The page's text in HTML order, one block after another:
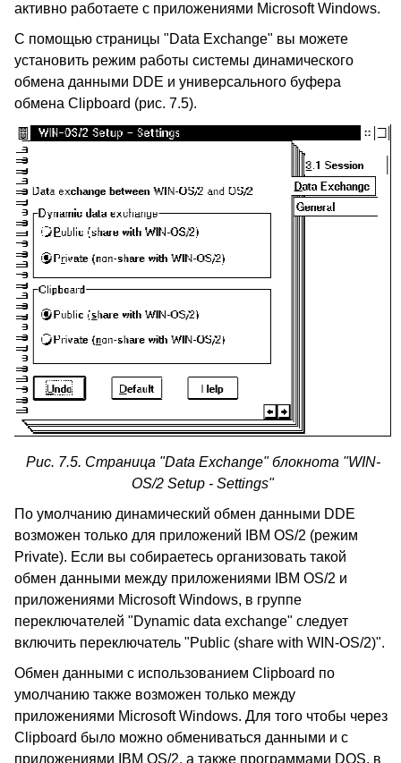
активно работаете с приложениями Microsoft Windows.
С помощью страницы "Data Exchange" вы можете
установить режим работы системы динамического
обмена данными DDE и универсального буфера
обмена Clipboard (рис. 7.5).
Рис. 7.5. Страница "Data Exchange" блокнота "WIN-
OS/2 Setup - Settings"
По умолчанию динамический обмен данными DDE
возможен только для приложений IBM OS/2 (режим
Private). Если вы собираетесь организовать такой
обмен данными между приложениями IBM OS/2 и
приложениями Microsoft Windows, в группе
переключателей "Dynamic data exchange" следует
включить переключатель "Public (share with WIN-OS/2)".
Обмен данными с использованием Clipboard по
умолчанию также возможен только между
приложениями Microsoft Windows. Для того чтобы через
Clipboard было можно обмениваться данными и с
приложениями IBM OS/2, а также программами DOS, в